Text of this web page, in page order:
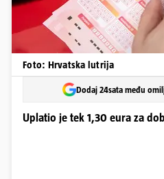
Foto: Hrvatska lutrija
Dodaj 24sata među
Uplatio je tek 1,30 eura za